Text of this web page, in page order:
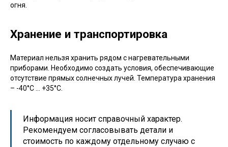
огня.
Хранение и транспортировка
Материал нельзя хранить рядом с нагревательными
приборами. Необходимо создать условия, обеспечивающие
отсутствие прямых солнечных лучей. Температура хранения
– -40°C … +35°C.
Информация носит справочный характер.
Рекомендуем согласовывать детали и
стоимость по каждому отдельному случаю с